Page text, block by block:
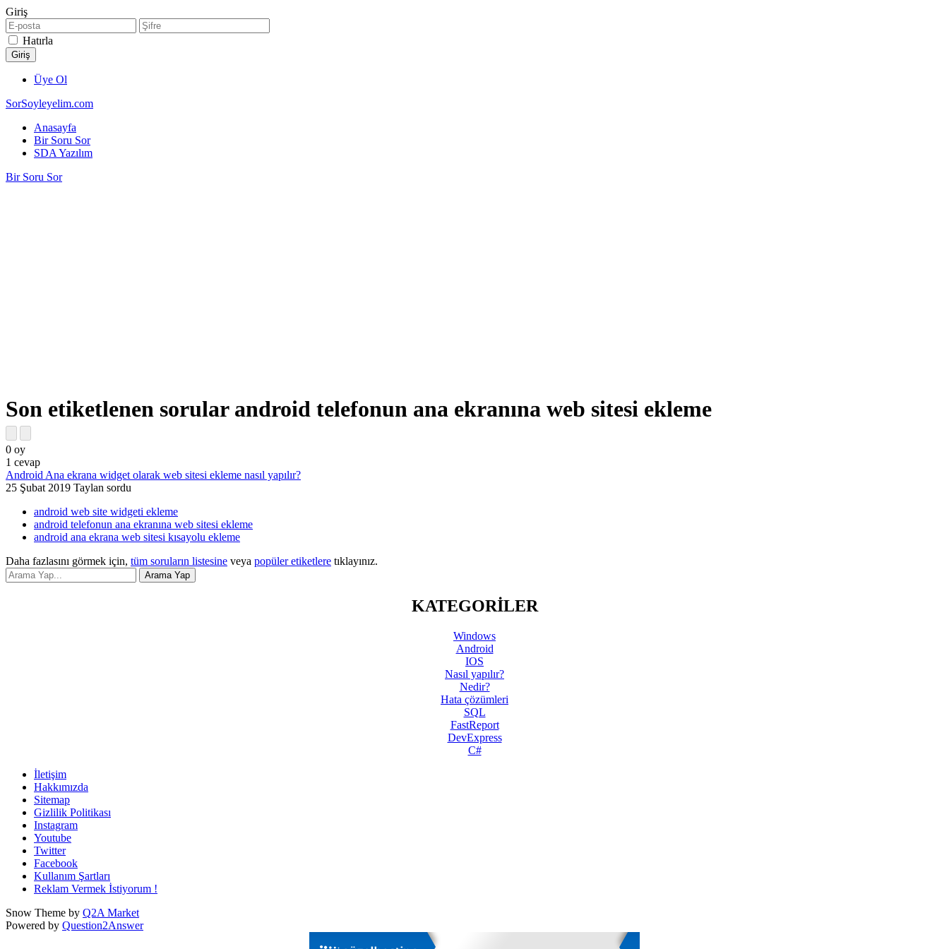
Giriş
Hatırla
Üye Ol
SorSoyleyelim.com
Anasayfa
Bir Soru Sor
SDA Yazılım
Bir Soru Sor
Son etiketlenen sorular android telefonun ana ekranına web sitesi ekleme
0 oy
1 cevap
Android Ana ekrana widget olarak web sitesi ekleme nasıl yapılır?
25 Şubat 2019 Taylan sordu
android web site widgeti ekleme
android telefonun ana ekranına web sitesi ekleme
android ana ekrana web sitesi kısayolu ekleme
Daha fazlasını görmek için, tüm soruların listesine veya popüler etiketlere tıklayınız.
KATEGORİLER
Windows
Android
IOS
Nasıl yapılır?
Nedir?
Hata çözümleri
SQL
FastReport
DevExpress
C#
İletişim
Hakkımızda
Sitemap
Gizlilik Politikası
Instagram
Youtube
Twitter
Facebook
Kullanım Şartları
Reklam Vermek İstiyorum !
Snow Theme by Q2A Market
Powered by Question2Answer